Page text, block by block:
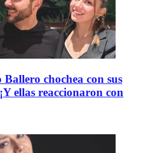
chochea con sus
ellas reaccionaron con